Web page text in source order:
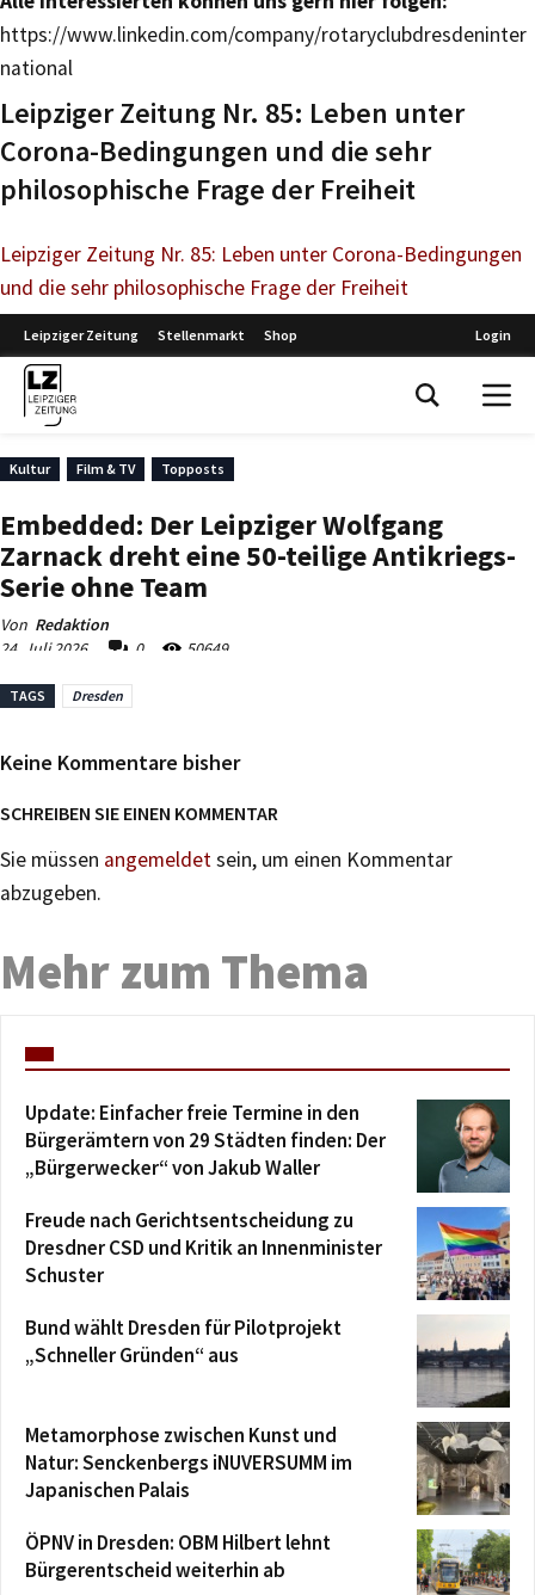
https://www.linkedin.com/company/rotaryclubdresdeninter
national
Leipziger Zeitung Nr. 85: Leben unter
Corona-Bedingungen und die sehr
philosophische Frage der Freiheit
Leipziger Zeitung Nr. 85: Leben unter Corona-Bedingungen
und die sehr philosophische Frage der Freiheit
TAGS Dresden
Keine Kommentare bisher
SCHREIBEN SIE EINEN KOMMENTAR
Sie müssen angemeldetsein, um einen Kommentar
abzugeben.
Mehr zum Thema
Update: Einfacher freie Termine in den
Bürgerämtern von 29 Städten finden: Der
„Bürgerwecker“ von Jakub Waller
Freude nach Gerichtsentscheidung zu
Dresdner CSD und Kritik an Innenminister
Schuster
Bund wählt Dresden für Pilotprojekt
„Schneller Gründen“ aus
Metamorphose zwischen Kunst und
Natur: Senckenbergs iNUVERSUMM im
Japanischen Palais
ÖPNV in Dresden: OBM Hilbert lehnt
Bürgerentscheid weiterhin ab